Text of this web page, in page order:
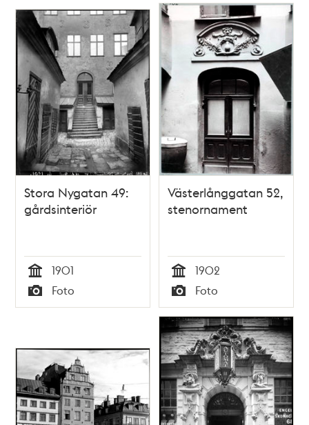
Stora Nygatan 49:
gårdsinteriör
Tid
1901
Typ
Foto
Västerlånggatan 52,
stenornament
Tid
1902
Typ
Foto